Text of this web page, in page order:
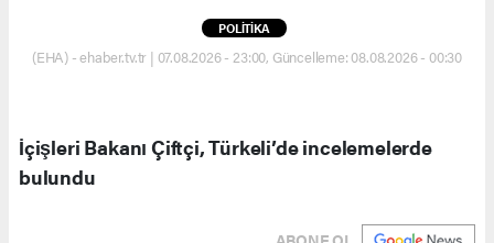
POLİTİKA
(EHA) - ehaber.tv.tr | 07.08.2026 - 23:00, Güncelleme: 08.08.2026 - 00:30
İçişleri Bakanı Çiftçi, Türkeli’de incelemelerde
bulundu